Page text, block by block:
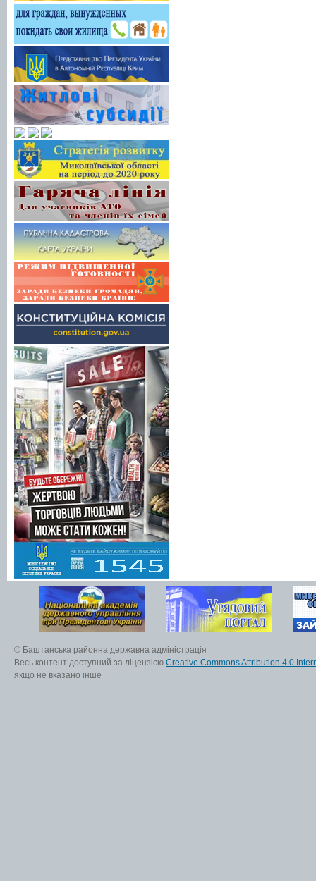
© Баштанська районна державна адміністрація
Весь контент доступний за ліцензією Creative Commons Attribution 4.0
якщо не вказано інше